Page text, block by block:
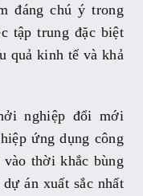
đáng chú ý trong
tập trung đặc biệt
quả kinh tế và khả
nghiệp đổi mới
ứng dụng công
vào thời khắc bùng
án xuất sắc nhất